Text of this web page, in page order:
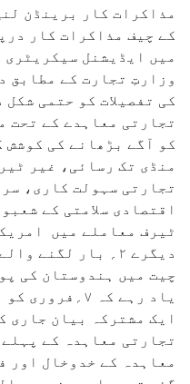
مذاکرات کار برینڈن
کے چیف مذاکرات کار
میں ایڈیشنل سیکریٹری
وزارتِ تجارت کے مطابق
کی تفصیلات کو حتمی
تجارتی معاہدے کے تحت
کو آگے بڑھانے کی کوشش
منڈی تک رسائی، غیر
تجارتی سہولت کاری،
اقتصادی سلامتی کے
ٹیرف معاملے میں
دیگرے ۲؍ بار
چیت میں ہندوستان کی
یاد رہے کہ
ایک مشترکہ بیان جاری
تجارتی معاہدہ کے
معاہدہ کے خدوخال اور